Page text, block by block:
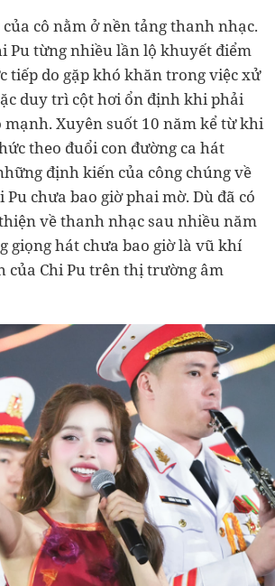
cô nằm ở nền tảng thanh nhạc.
Pu từng nhiều lần lộ khuyết điểm
tiếp do gặp khó khăn trong việc xử
duy trì cột hơi ổn định khi phải
Xuyên suốt 10 năm kể từ khi
theo đuổi con đường ca hát
định kiến của công chúng về
Pu chưa bao giờ phai mờ. Dù đã có
về thanh nhạc sau nhiều năm
giọng hát chưa bao giờ là vũ khí
của Chi Pu trên thị trường âm